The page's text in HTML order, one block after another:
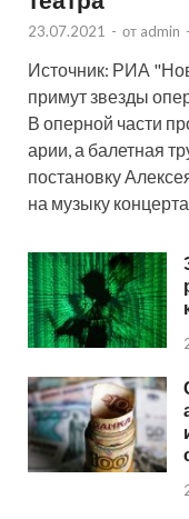
23.07.2021 - от admin -
Источник: РИА
примут звезды
В оперной части
арии, а балетная
постановку
на музыку